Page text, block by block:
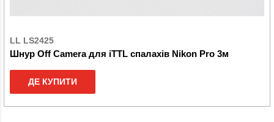
LL LS2425
Шнур Off Camera для iTTL спалахів Nikon Pro 3м
ДЕ КУПИТИ